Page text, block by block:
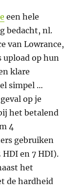
een hele
bedacht, nl.
van Lowrance,
upload op hun
klare
simpel …
op je
het betalend
4
gebruiken
en 7 HDI).
het
de hardheid